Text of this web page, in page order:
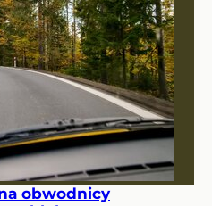
obwodnicy